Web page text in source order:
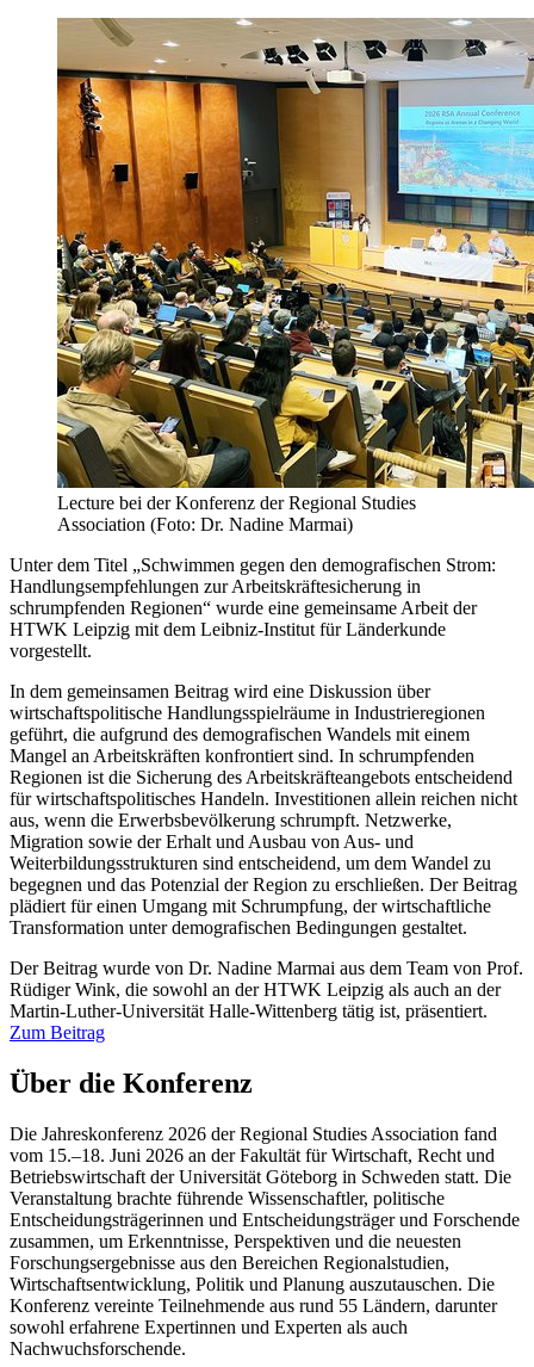
Lecture bei der Konferenz der Regional Studies
Association (Foto: Dr. Nadine Marmai)
Unter dem Titel „Schwimmen gegen den demografischen Strom:
Handlungsempfehlungen zur Arbeitskräftesicherung in
schrumpfenden Regionen“ wurde eine gemeinsame Arbeit der
HTWK Leipzig mit dem Leibniz-Institut für Länderkunde
vorgestellt.
In dem gemeinsamen Beitrag wird eine Diskussion über
wirtschaftspolitische Handlungsspielräume in Industrieregionen
geführt, die aufgrund des demografischen Wandels mit einem
Mangel an Arbeitskräften konfrontiert sind. In schrumpfenden
Regionen ist die Sicherung des Arbeitskräfteangebots entscheidend
für wirtschaftspolitisches Handeln. Investitionen allein reichen nicht
aus, wenn die Erwerbsbevölkerung schrumpft. Netzwerke,
Migration sowie der Erhalt und Ausbau von Aus- und
Weiterbildungsstrukturen sind entscheidend, um dem Wandel zu
begegnen und das Potenzial der Region zu erschließen. Der Beitrag
plädiert für einen Umgang mit Schrumpfung, der wirtschaftliche
Transformation unter demografischen Bedingungen gestaltet.
Der Beitrag wurde von Dr. Nadine Marmai aus dem Team von Prof.
Rüdiger Wink, die sowohl an der HTWK Leipzig als auch an der
Martin-Luther-Universität Halle-Wittenberg tätig ist, präsentiert.
Zum Beitrag
Über die Konferenz
Die Jahreskonferenz 2026 derRegional Studies Association fand
vom 15.–18. Juni 2026 an der Fakultät für Wirtschaft, Recht und
Betriebswirtschaft der Universität Göteborg in Schweden statt. Die
Veranstaltung brachte führende Wissenschaftler, politische
Entscheidungsträgerinnen und Entscheidungsträger und Forschende
zusammen, um Erkenntnisse, Perspektiven und die neuesten
Forschungsergebnisse aus den Bereichen Regionalstudien,
Wirtschaftsentwicklung, Politik und Planung auszutauschen. Die
Konferenz vereinte Teilnehmende aus rund 55 Ländern, darunter
sowohl erfahrene Expertinnen und Experten als auch
Nachwuchsforschende.